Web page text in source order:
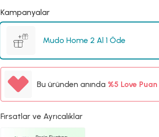
Kampanyalar
Mudo Home 2 Al 1 Öde
Bu üründen anında %5
%5
Love Puan
Fırsatlar ve Ayrıcalıklar